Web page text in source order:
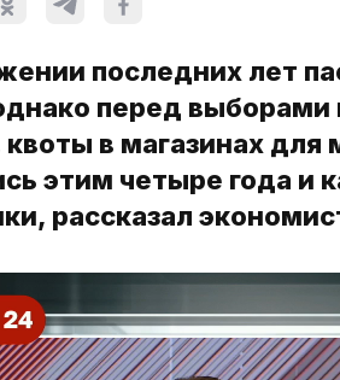
последних лет
перед выборами
в магазинах
этим четыре года и
рассказал